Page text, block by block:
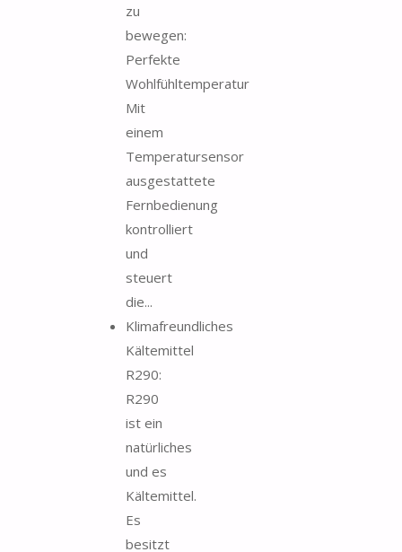
zu
bewegen:
Perfekte
Wohlfühltemperatur
Mit
einem
Temperatursensor
ausgestattete
Fernbedienung
kontrolliert
und
steuert
die...
Klimafreundliches
Kältemittel
R290:
R290
ist ein
natürliches
und es
Kältemittel.
Es
besitzt